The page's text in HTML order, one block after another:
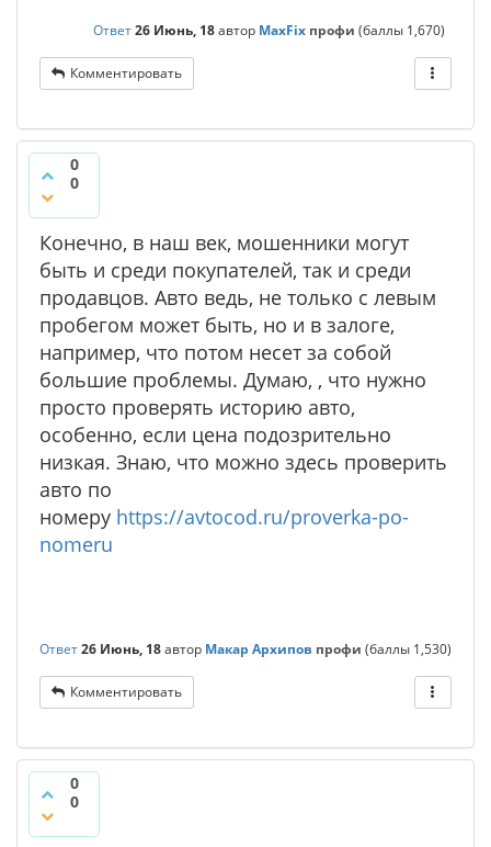
Ответ26 Июнь, 18автор MaxFix профи (баллы 1,670)
Комментировать
0
0
Конечно, в наш век, мошенники могут
быть и среди покупателей, так и среди
продавцов. Авто ведь, не только с левым
пробегом может быть, но и в залоге,
например, что потом несет за собой
большие проблемы. Думаю, , что нужно
просто проверять историю авто,
особенно, если цена подозрительно
низкая. Знаю, что можно здесь проверить
авто по
номеру https://avtocod.ru/proverka-po-
nomeru
Ответ26 Июнь, 18автор Макар Архипов профи (баллы 1,530)
Комментировать
0
0